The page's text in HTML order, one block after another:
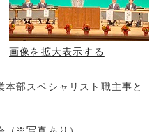
画像を拡大表示する
部スペシャリスト職主事と